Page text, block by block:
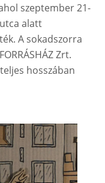
szeptember 21-
alatt
A sokadszorra
Zrt.
hosszában